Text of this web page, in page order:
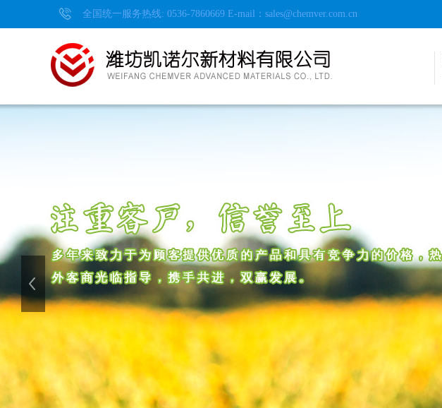
全国统一服务热线: 0536-7860669 E-mail： sales@chemver.com.cn
上一张